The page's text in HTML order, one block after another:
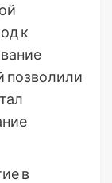
к
позволили
в